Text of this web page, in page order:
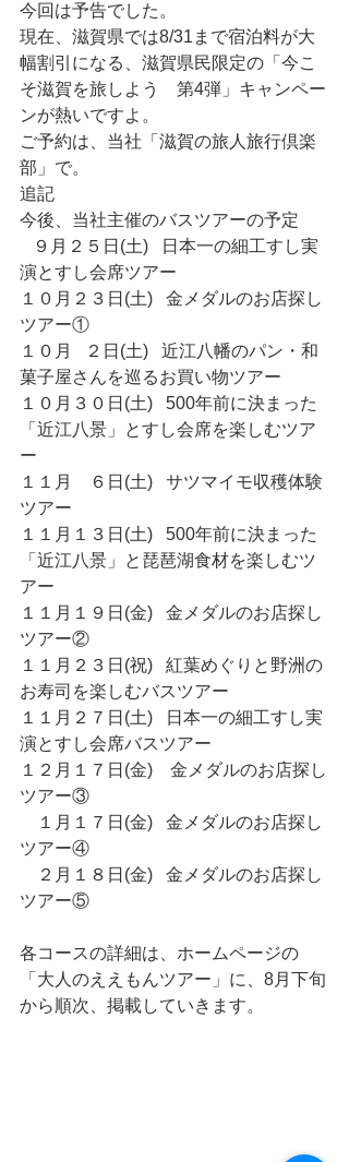
今回は予告でした。
現在、滋賀県では8/31まで宿泊料が大
幅割引になる、滋賀県民限定の「今こ
そ滋賀を旅しよう　第4弾」キャンペー
ンが熱いですよ。
ご予約は、当社「滋賀の旅人旅行倶楽
部」で。
追記
今後、当社主催のバスツアーの予定
演とすし会席ツアー
１０月２３日(土)   金メダルのお店探し
ツアー①
１０月   ２日(土)   近江八幡のパン・和
菓子屋さんを巡るお買い物ツアー
１０月３０日(土)   500年前に決まった
「近江八景」とすし会席を楽しむツア
ー
１１月　６日(土)   サツマイモ収穫体験
ツアー
１１月１３日(土)   500年前に決まった
「近江八景」と琵琶湖食材を楽しむツ
アー
１１月１９日(金)   金メダルのお店探し
ツアー②
１１月２３日(祝)   紅葉めぐりと野洲の
お寿司を楽しむバスツアー
１１月２７日(土)   日本一の細工すし実
演とすし会席バスツアー
１２月１７日(金)　金メダルのお店探し
ツアー③
１月１７日(金)   金メダルのお店探し
ツアー④
２月１８日(金)   金メダルのお店探し
ツアー⑤
各コースの詳細は、ホームページの
「大人のええもんツアー」に、8月下旬
から順次、掲載していきます。